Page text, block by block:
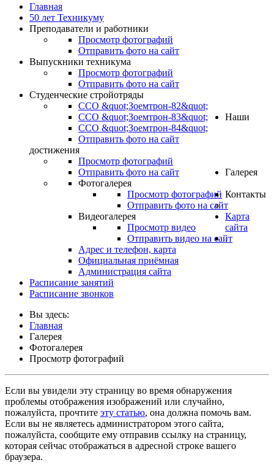
Главная
50 лет Техникуму
Преподаватели и работники
Просмотр фотографий
Отправить фото на сайт
Выпускники техникума
Просмотр фотографий
Отправить фото на сайт
Студенческие стройотряды
ССО &quot;Зоемтрон-82&quot;
ССО &quot;Зоемтрон-83&quot;
ССО &quot;Зоемтрон-84&quot;
Отправить фото на сайт
Наши
достижения
Просмотр фотографий
Отправить фото на сайт
Галерея
Фотогалерея
Просмотр фотографий
Отправить фото на сайт
Видеогалерея
Просмотр видео
Отправить видео на сайт
Контакты
Адрес и телефон, карта
Официальная приёмная
Администрация сайта
Карта
сайта
.
Расписание занятий
Расписание звонков
Вы здесь:
Главная
Галерея
Фотогалерея
Просмотр фотографий
Если вы увидели эту страницу во время обнаружения
проблемы отображения изображений или случайно,
пожалуйста, прочтите эту статью, она должна помочь вам.
Если вы не являетесь администратором этого сайта,
пожалуйста, сообщите ему отправив ссылку на страницу,
которая сейчас отображаться в адресной строке вашего
браузера.